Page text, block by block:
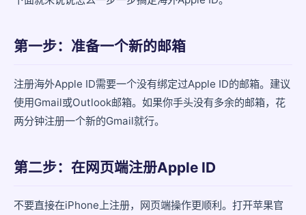
第一步：准备一个新的邮箱
注册海外Apple ID需要一个没有绑定过Apple ID的邮箱。建议
使用Gmail或Outlook邮箱。如果你手头没有多余的邮箱，花
两分钟注册一个新的Gmail就行。
第二步：在网页端注册Apple ID
不要直接在iPhone上注册，网页端操作更顺利。打开苹果官